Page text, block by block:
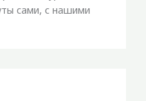
сами, с нашими